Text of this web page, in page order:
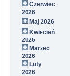
Czerwiec
2026
Maj 2026
Kwiecień
2026
Marzec
2026
Luty
2026